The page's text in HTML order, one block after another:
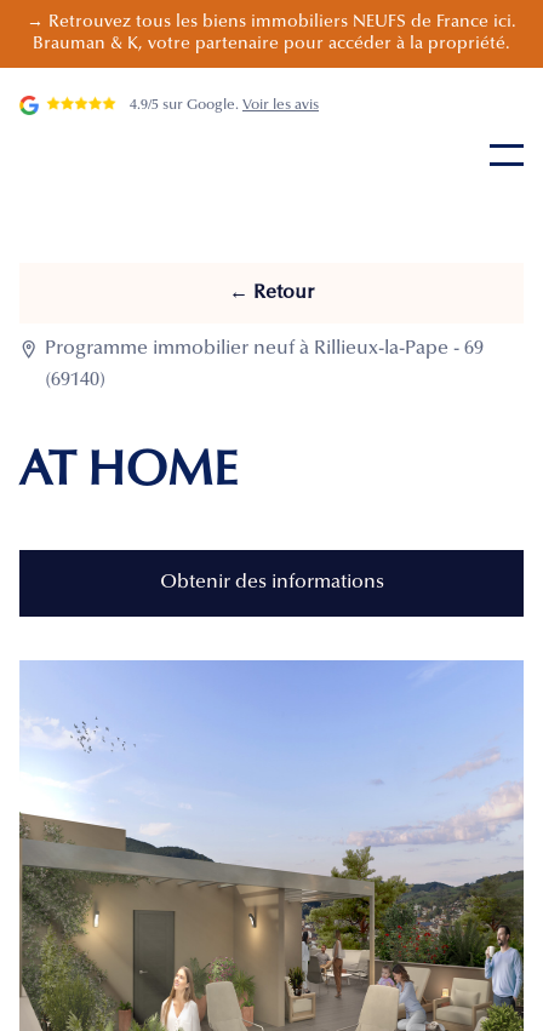
→ Retrouvez tous les biens immobiliers NEUFS de France ici.
Brauman & K, votre partenaire pour accéder à la propriété.
4.9/5 sur Google. Voir les avis
← Retour

Programme immobilier neuf à Rillieux-la-Pape - 69
(69140)
AT HOME
Obtenir des informations